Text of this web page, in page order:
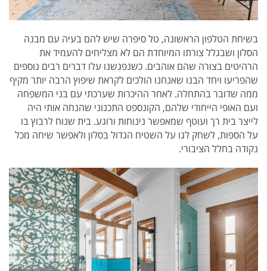
בשיחת הטלפון הראשונה, טל סיפרה שיש להם בעיה עם מבנה
הסלון ושבגלל צורתו המיוחדת הם לא מצליחים להעמיד את
הרהיטים בצורה שהם אוהבים. כשנפגשנו עלו דברים רבים נוספים
שהפריעו ויחד הבנו שאנחנו הולכים לקראת שיפוץ הרבה יותר מקיף
ממה שדובר בהתחלה. לאחר ההיכרות שערכתי עם בני המשפחה
ועם האופי הייחודי שלהם, הקונספט התכנוני שהנחה אותי היה
לייצר בית רך ועוטף שמאפשר נינוחות ורוגע. בית שנוח לרבוץ בו
על הספות, לשחק לגו על השטיח הגדול בסלון ולאפשר שיחה מכל
נקודה בחלל הציבורי.